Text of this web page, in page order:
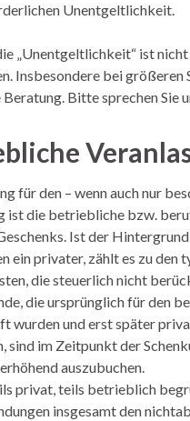
Unentgeltlichkeit.
„Unentgeltlichkeit“ ist
Insbesondere bei größeren
Bitte sprechen Sie
für den – wenn auch nur
ist die betriebliche bzw.
Ist der Hintergrund
ein privater, zählt es zu den
die steuerlich nicht
die ursprünglich für den
wurden und erst später
sind im Zeitpunkt der
auszubuchen.
privat, teils betrieblich
insgesamt den